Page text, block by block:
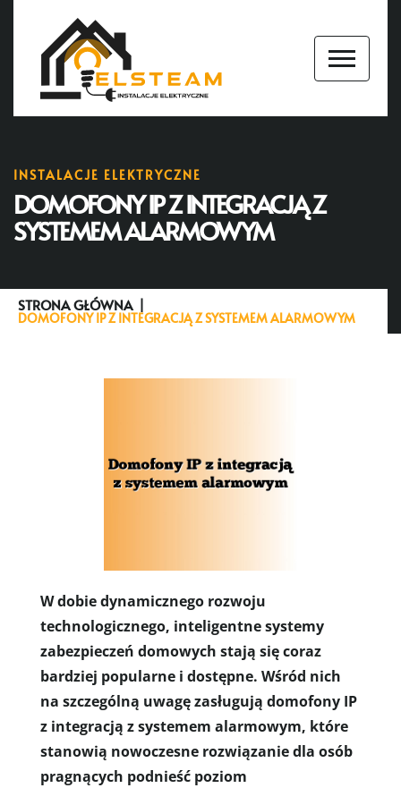
INSTALACJE ELEKTRYCZNE
DOMOFONY IP Z INTEGRACJĄ Z
SYSTEMEM ALARMOWYM
STRONA GŁÓWNA
DOMOFONY IP Z INTEGRACJĄ Z SYSTEMEM ALARMOWYM
W dobie dynamicznego rozwoju
technologicznego, inteligentne systemy
zabezpieczeń domowych stają się coraz
bardziej popularne i dostępne. Wśród nich
na szczególną uwagę zasługują domofony IP
z integracją z systemem alarmowym, które
stanowią nowoczesne rozwiązanie dla osób
pragnących podnieść poziom